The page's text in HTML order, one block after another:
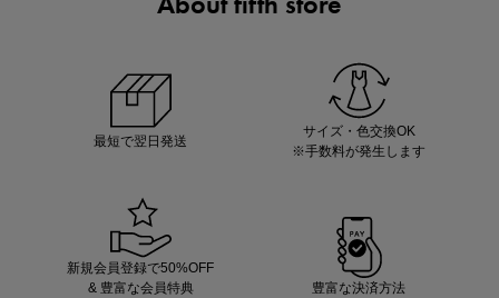
最短で翌日発送
サイズ・色交換OK
※手数料が発生します
新規会員登録で50%OFF
& 豊富な会員特典
豊富な決済方法